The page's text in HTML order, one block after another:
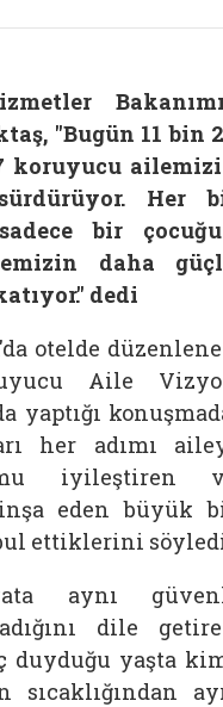
"Bugün 11 bin
koruyucu
Her
bir
daha
dedi
otelde
Aile
yaptığı
her adımı
iyileştiren
eden büyük
ettiklerini
aynı
dile
duyduğu yaşta